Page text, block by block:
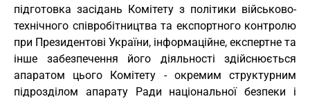
підготовка засідань Комітету з політики військово-
технічного співробітництва та експортного контролю
при Президентові України, інформаційне, експертне та
інше забезпечення його діяльності здійснюється
апаратом цього Комітету - окремим структурним
підрозділом апарату Ради національної безпеки і